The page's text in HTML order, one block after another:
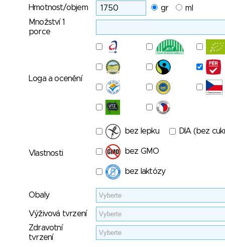
Hmotnost/objem gr
ml
Množství 1
porce
Loga a ocenění
Vlastnosti
bez lepku DIA (bez
bez GMO
bez laktózy
Obaly
Výživová tvrzení
Zdravotní
tvrzení